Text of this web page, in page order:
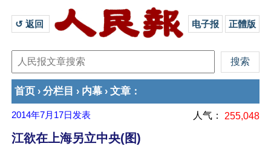
↺ 返回 电子报 正體版
首页 › 分栏目 › 内幕 › 文章 ：
2014年7月17日 发表 人气： 255,048
江欲在上海另立中央(图)